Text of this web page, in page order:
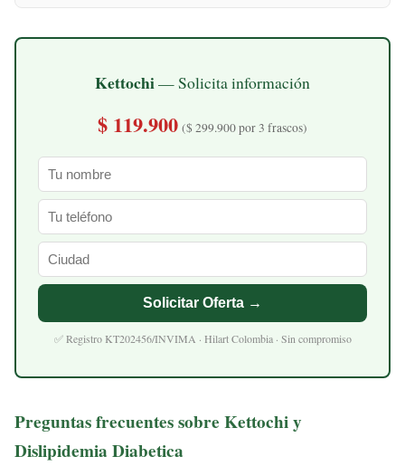
Kettochi— Solicita información
$ 119.900 ($ 299.900 por 3 frascos)
Solicitar Oferta →
✅ Registro KT202456/INVIMA · Hilart Colombia · Sin compromiso
Preguntas frecuentes sobre Kettochi y
Dislipidemia Diabetica